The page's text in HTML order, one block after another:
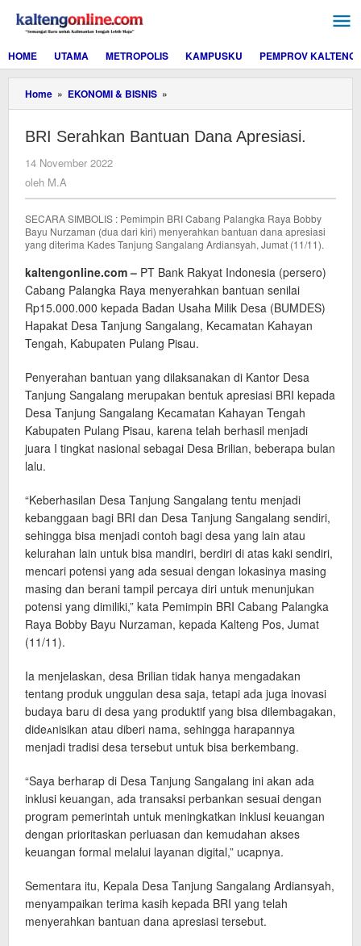
konten
HOME
UTAMA METROPOLIS KAMPUSKU PEMPROV KALTENG
Home » EKONOMI & BISNIS »
Serahkan
Dana
BRI Serahkan Bantuan Dana Apresiasi.
14 November 2022
oleh M.A
SECARA SIMBOLIS : Pemimpin BRI Cabang Palangka Raya Bobby
Bayu Nurzaman (dua dari kiri) menyerahkan bantuan dana apresiasi
yang diterima Kades Tanjung Sangalang Ardiansyah, Jumat (11/11).
kaltengonline.com – PT Bank Rakyat Indonesia (persero)
Cabang Palangka Raya menyerahkan bantuan senilai
Rp15.000.000 kepada Badan Usaha Milik Desa (BUMDES)
Hapakat Desa Tanjung Sangalang, Kecamatan Kahayan
Tengah, Kabupaten Pulang Pisau.
Penyerahan bantuan yang dilaksanakan di Kantor Desa
Tanjung Sangalang merupakan bentuk apresiasi BRI kepada
Desa Tanjung Sangalang Kecamatan Kahayan Tengah
Kabupaten Pulang Pisau, karena telah berhasil menjadi
juara I tingkat nasional sebagai Desa Brilian, beberapa bulan
lalu.
“Keberhasilan Desa Tanjung Sangalang tentu menjadi
kebanggaan bagi BRI dan Desa Tanjung Sangalang sendiri,
sehingga bisa menjadi contoh bagi desa yang lain atau
kelurahan lain untuk bisa mandiri, berdiri di atas kaki sendiri,
mencari potensi yang ada sesuai dengan lokasinya masing
masing dan berani tampil percaya diri untuk menunjukan
potensi yang dimiliki,” kata Pemimpin BRI Cabang Palangka
Raya Bobby Bayu Nurzaman, kepada Kalteng Pos, Jumat
(11/11).
Ia menjelaskan, desa Brilian tidak hanya mengadakan
tentang produk unggulan desa saja, tetapi ada juga inovasi
budaya baru di desa yang produktif yang bisa dilembagakan,
dideᴀnisikan atau diberi nama, sehingga harapannya
menjadi tradisi desa tersebut untuk bisa berkembang.
“Saya berharap di Desa Tanjung Sangalang ini akan ada
inklusi keuangan, ada transaksi perbankan sesuai dengan
program pemerintah untuk meningkatkan inklusi keuangan
dengan prioritaskan perluasan dan kemudahan akses
keuangan formal melalui layanan digital,” ucapnya.
Sementara itu, Kepala Desa Tanjung Sangalang Ardiansyah,
menyampaikan terima kasih kepada BRI yang telah
menyerahkan bantuan dana apresiasi tersebut.